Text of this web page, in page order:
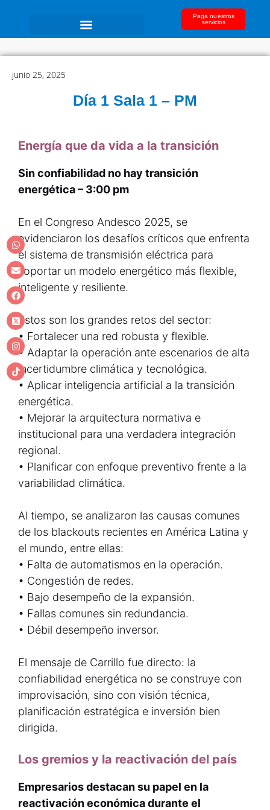
Paga nuestros
servicios
junio 25, 2025
Día 1 Sala 1 – PM
Energía que da vida a la transición
Sin confiabilidad no hay transición
energética – 3:00 pm
En el Congreso Andesco 2025, se
evidenciaron los desafíos críticos que enfrenta
el sistema de transmisión eléctrica para
soportar un modelo energético más flexible,
inteligente y resiliente.
Estos son los grandes retos del sector:
• Fortalecer una red robusta y flexible.
• Adaptar la operación ante escenarios de alta
incertidumbre climática y tecnológica.
• Aplicar inteligencia artificial a la transición
energética.
• Mejorar la arquitectura normativa e
institucional para una verdadera integración
regional.
• Planificar con enfoque preventivo frente a la
variabilidad climática.
Al tiempo, se analizaron las causas comunes
de los blackouts recientes en América Latina y
el mundo, entre ellas:
• Falta de automatismos en la operación.
• Congestión de redes.
• Bajo desempeño de la expansión.
• Fallas comunes sin redundancia.
• Débil desempeño inversor.
El mensaje de Carrillo fue directo: la
confiabilidad energética no se construye con
improvisación, sino con visión técnica,
planificación estratégica e inversión bien
dirigida.
Los gremios y la reactivación del país
Empresarios destacan su papel en la
reactivación económica durante el